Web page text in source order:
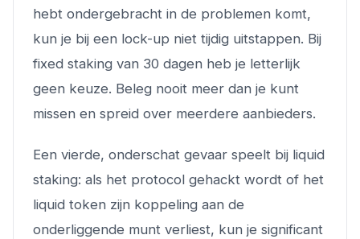
hebt ondergebracht in de problemen komt,
kun je bij een lock-up niet tijdig uitstappen. Bij
fixed staking van 30 dagen heb je letterlijk
geen keuze. Beleg nooit meer dan je kunt
missen en spreid over meerdere aanbieders.
Een vierde, onderschat gevaar speelt bij liquid
staking: als het protocol gehackt wordt of het
liquid token zijn koppeling aan de
onderliggende munt verliest, kun je significant